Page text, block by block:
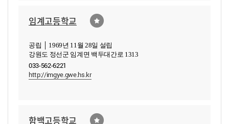
임계고등학교
공립 │ 1969년 11월 28일 설립
강원도 정선군 임계면 백두대간로 1313
033-562-6221
http://imgye.gwe.hs.kr
함백고등학교